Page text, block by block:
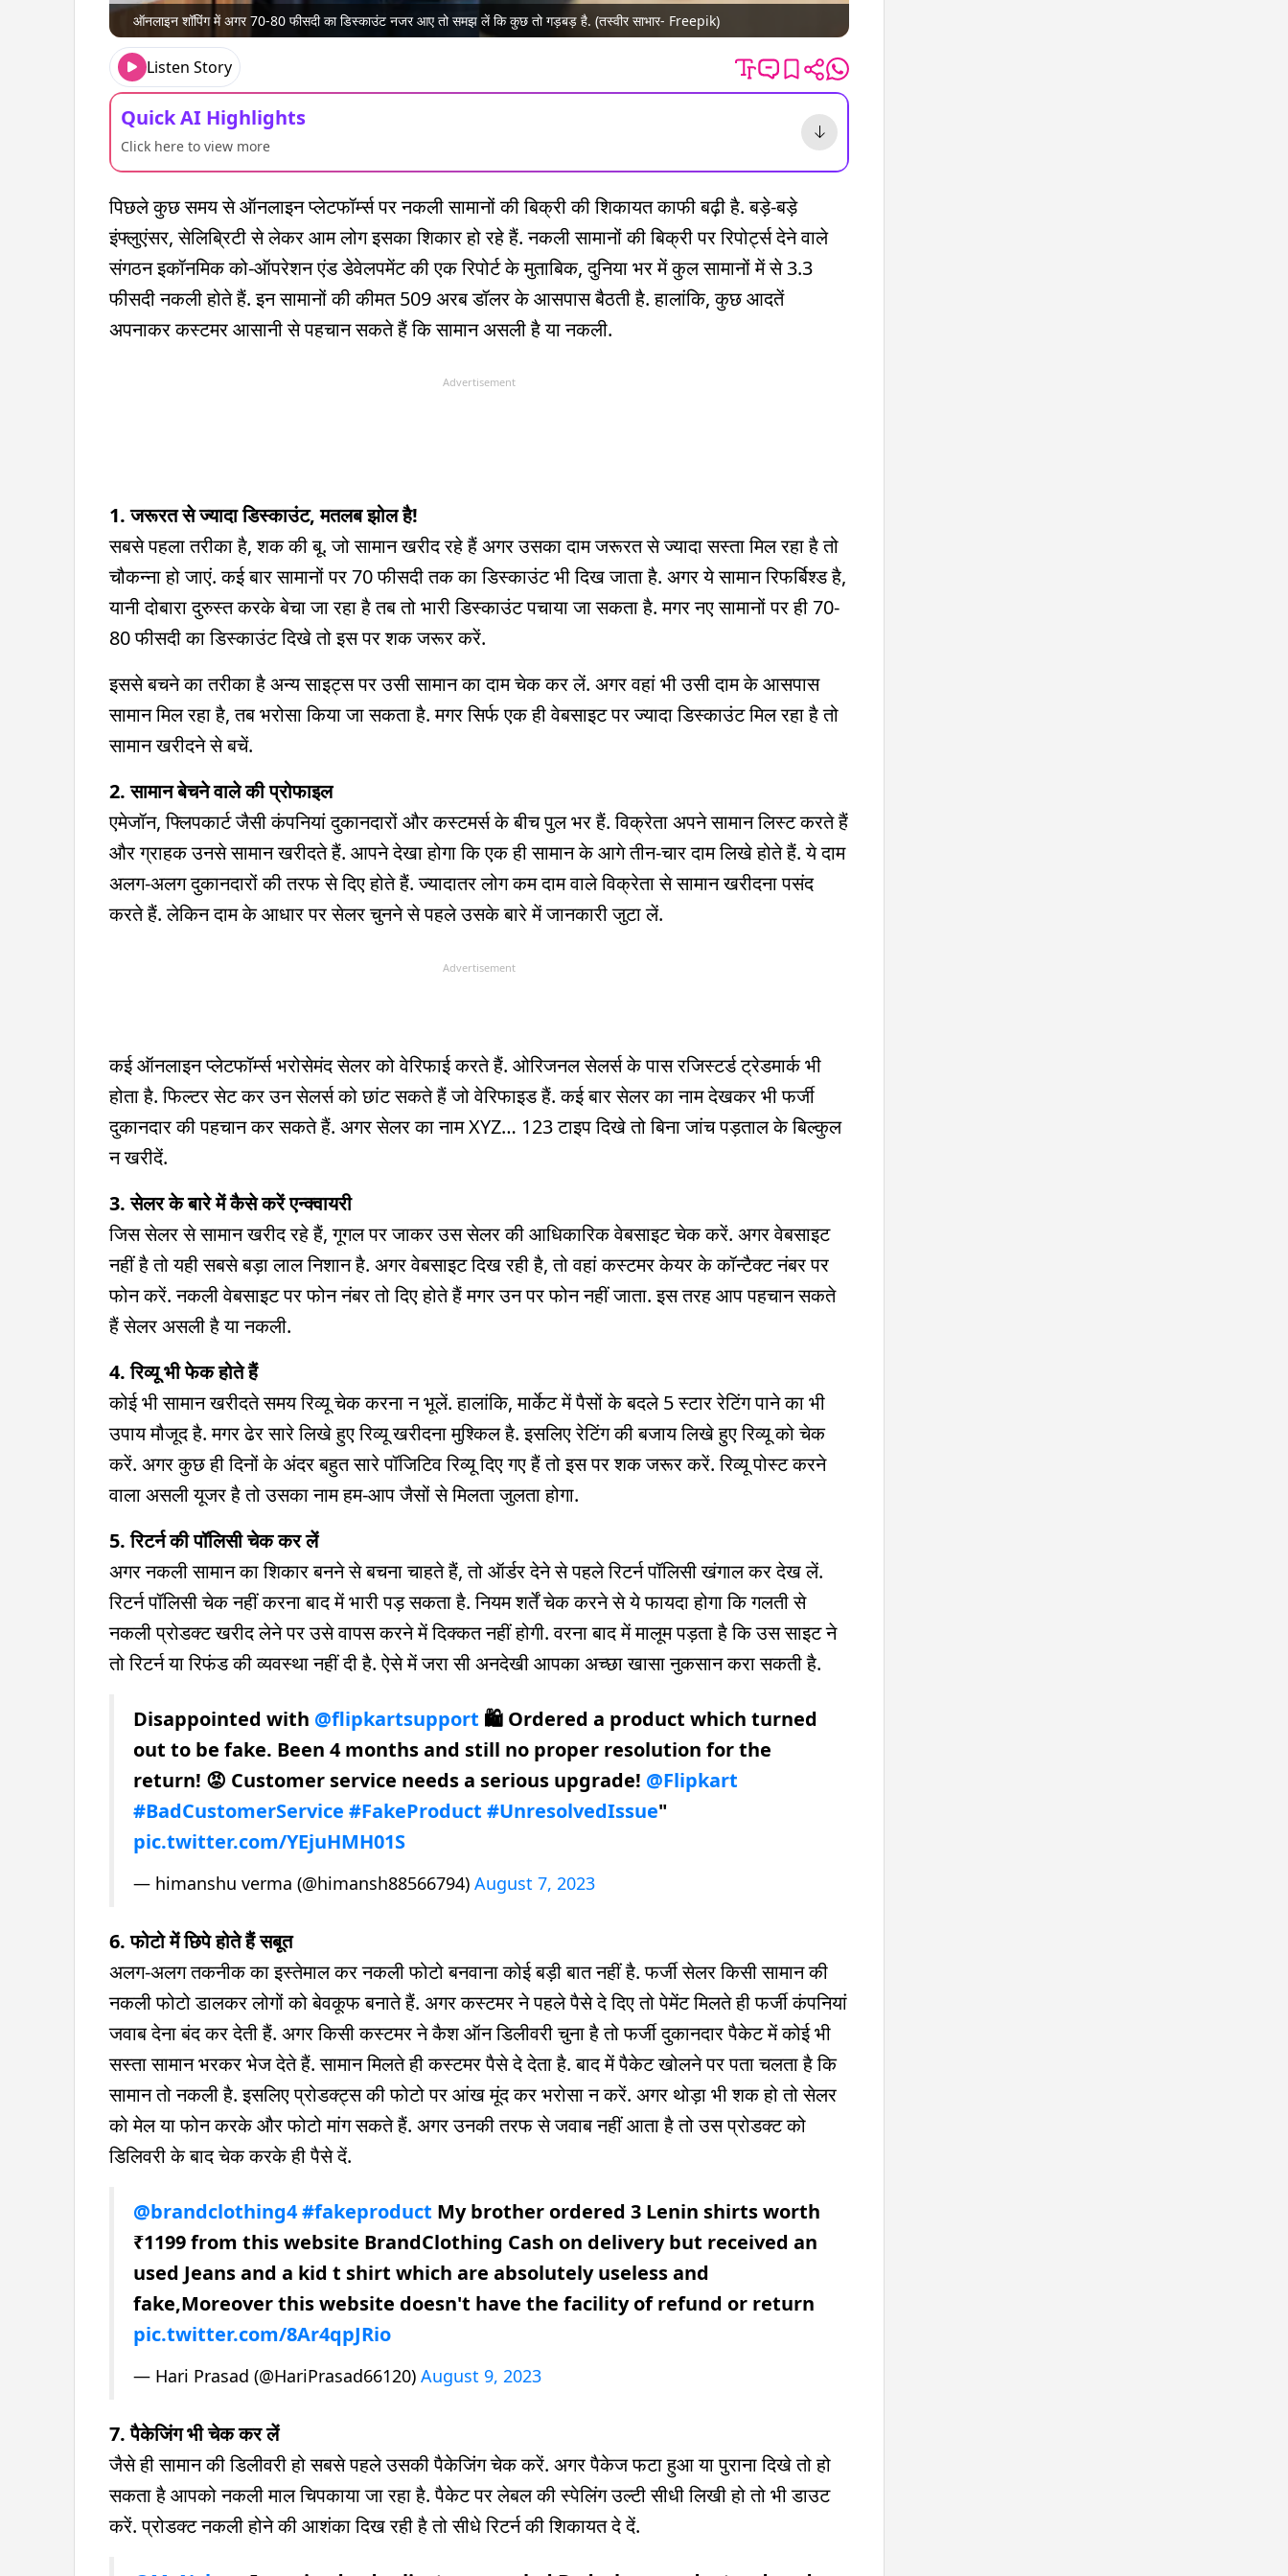
ऑनलाइन शॉपिंग में अगर 70-80 फीसदी का डिस्काउंट नजर आए तो समझ लें कि कुछ तो गड़बड़ है. (तस्वीर साभार- Freepik)
Listen Story
Quick AI Highlights
Click here to view more
पिछले कुछ समय से ऑनलाइन प्लेटफॉर्म्स पर नकली सामानों की बिक्री की शिकायत काफी बढ़ी है. बड़े-बड़े
इंफ्लुएंसर, सेलिब्रिटी से लेकर आम लोग इसका शिकार हो रहे हैं. नकली सामानों की बिक्री पर रिपोर्ट्स देने वाले
संगठन इकॉनमिक को-ऑपरेशन एंड डेवेलपमेंट की एक रिपोर्ट के मुताबिक, दुनिया भर में कुल सामानों में से 3.3
फीसदी नकली होते हैं. इन सामानों की कीमत 509 अरब डॉलर के आसपास बैठती है. हालांकि, कुछ आदतें
अपनाकर कस्टमर आसानी से पहचान सकते हैं कि सामान असली है या नकली.
Advertisement
1. जरूरत से ज्यादा डिस्काउंट, मतलब झोल है!
सबसे पहला तरीका है, शक की बू. जो सामान खरीद रहे हैं अगर उसका दाम जरूरत से ज्यादा सस्ता मिल रहा है तो
चौकन्ना हो जाएं. कई बार सामानों पर 70 फीसदी तक का डिस्काउंट भी दिख जाता है. अगर ये सामान रिफर्बिश्ड है,
यानी दोबारा दुरुस्त करके बेचा जा रहा है तब तो भारी डिस्काउंट पचाया जा सकता है. मगर नए सामानों पर ही 70-
80 फीसदी का डिस्काउंट दिखे तो इस पर शक जरूर करें.
इससे बचने का तरीका है अन्य साइट्स पर उसी सामान का दाम चेक कर लें. अगर वहां भी उसी दाम के आसपास
सामान मिल रहा है, तब भरोसा किया जा सकता है. मगर सिर्फ एक ही वेबसाइट पर ज्यादा डिस्काउंट मिल रहा है तो
सामान खरीदने से बचें.
2. सामान बेचने वाले की प्रोफाइल
एमेजॉन, फ्लिपकार्ट जैसी कंपनियां दुकानदारों और कस्टमर्स के बीच पुल भर हैं. विक्रेता अपने सामान लिस्ट करते हैं
और ग्राहक उनसे सामान खरीदते हैं. आपने देखा होगा कि एक ही सामान के आगे तीन-चार दाम लिखे होते हैं. ये दाम
अलग-अलग दुकानदारों की तरफ से दिए होते हैं. ज्यादातर लोग कम दाम वाले विक्रेता से सामान खरीदना पसंद
करते हैं. लेकिन दाम के आधार पर सेलर चुनने से पहले उसके बारे में जानकारी जुटा लें.
Advertisement
कई ऑनलाइन प्लेटफॉर्म्स भरोसेमंद सेलर को वेरिफाई करते हैं. ओरिजनल सेलर्स के पास रजिस्टर्ड ट्रेडमार्क भी
होता है. फिल्टर सेट कर उन सेलर्स को छांट सकते हैं जो वेरिफाइड हैं. कई बार सेलर का नाम देखकर भी फर्जी
दुकानदार की पहचान कर सकते हैं. अगर सेलर का नाम XYZ… 123 टाइप दिखे तो बिना जांच पड़ताल के बिल्कुल
न खरीदें.
3. सेलर के बारे में कैसे करें एन्क्वायरी
जिस सेलर से सामान खरीद रहे हैं, गूगल पर जाकर उस सेलर की आधिकारिक वेबसाइट चेक करें. अगर वेबसाइट
नहीं है तो यही सबसे बड़ा लाल निशान है. अगर वेबसाइट दिख रही है, तो वहां कस्टमर केयर के कॉन्टैक्ट नंबर पर
फोन करें. नकली वेबसाइट पर फोन नंबर तो दिए होते हैं मगर उन पर फोन नहीं जाता. इस तरह आप पहचान सकते
हैं सेलर असली है या नकली.
4. रिव्यू भी फेक होते हैं
कोई भी सामान खरीदते समय रिव्यू चेक करना न भूलें. हालांकि, मार्केट में पैसों के बदले 5 स्टार रेटिंग पाने का भी
उपाय मौजूद है. मगर ढेर सारे लिखे हुए रिव्यू खरीदना मुश्किल है. इसलिए रेटिंग की बजाय लिखे हुए रिव्यू को चेक
करें. अगर कुछ ही दिनों के अंदर बहुत सारे पॉजिटिव रिव्यू दिए गए हैं तो इस पर शक जरूर करें. रिव्यू पोस्ट करने
वाला असली यूजर है तो उसका नाम हम-आप जैसों से मिलता जुलता होगा.
5. रिटर्न की पॉलिसी चेक कर लें
अगर नकली सामान का शिकार बनने से बचना चाहते हैं, तो ऑर्डर देने से पहले रिटर्न पॉलिसी खंगाल कर देख लें.
रिटर्न पॉलिसी चेक नहीं करना बाद में भारी पड़ सकता है. नियम शर्तें चेक करने से ये फायदा होगा कि गलती से
नकली प्रोडक्ट खरीद लेने पर उसे वापस करने में दिक्कत नहीं होगी. वरना बाद में मालूम पड़ता है कि उस साइट ने
तो रिटर्न या रिफंड की व्यवस्था नहीं दी है. ऐसे में जरा सी अनदेखी आपका अच्छा खासा नुकसान करा सकती है.
Disappointed with @flipkartsupport 🛍️ Ordered a product which turned
out to be fake. Been 4 months and still no proper resolution for the
return! 😡 Customer service needs a serious upgrade! @Flipkart
#BadCustomerService #FakeProduct #UnresolvedIssue"
pic.twitter.com/YEjuHMH01S
— himanshu verma (@himansh88566794) August 7, 2023
6. फोटो में छिपे होते हैं सबूत
अलग-अलग तकनीक का इस्तेमाल कर नकली फोटो बनवाना कोई बड़ी बात नहीं है. फर्जी सेलर किसी सामान की
नकली फोटो डालकर लोगों को बेवकूफ बनाते हैं. अगर कस्टमर ने पहले पैसे दे दिए तो पेमेंट मिलते ही फर्जी कंपनियां
जवाब देना बंद कर देती हैं. अगर किसी कस्टमर ने कैश ऑन डिलीवरी चुना है तो फर्जी दुकानदार पैकेट में कोई भी
सस्ता सामान भरकर भेज देते हैं. सामान मिलते ही कस्टमर पैसे दे देता है. बाद में पैकेट खोलने पर पता चलता है कि
सामान तो नकली है. इसलिए प्रोडक्ट्स की फोटो पर आंख मूंद कर भरोसा न करें. अगर थोड़ा भी शक हो तो सेलर
को मेल या फोन करके और फोटो मांग सकते हैं. अगर उनकी तरफ से जवाब नहीं आता है तो उस प्रोडक्ट को
डिलिवरी के बाद चेक करके ही पैसे दें.
@brandclothing4#fakeproduct My brother ordered 3 Lenin shirts worth
₹1199 from this website BrandClothing Cash on delivery but received an
used Jeans and a kid t shirt which are absolutely useless and
fake,Moreover this website doesn't have the facility of refund or return
pic.twitter.com/8Ar4qpJRio
— Hari Prasad (@HariPrasad66120) August 9, 2023
7. पैकेजिंग भी चेक कर लें
जैसे ही सामान की डिलीवरी हो सबसे पहले उसकी पैकेजिंग चेक करें. अगर पैकेज फटा हुआ या पुराना दिखे तो हो
सकता है आपको नकली माल चिपकाया जा रहा है. पैकेट पर लेबल की स्पेलिंग उल्टी सीधी लिखी हो तो भी डाउट
करें. प्रोडक्ट नकली होने की आशंका दिख रही है तो सीधे रिटर्न की शिकायत दे दें.